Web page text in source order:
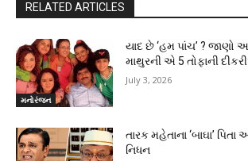
RELATED ARTICLES
મનોરંજન
યાદ છે ‘હમ પાંચ’ ?
માથુરની એ 5 તોફાની
July 3, 2026
તારક મહેતાના ‘બાઘા’
નિધન